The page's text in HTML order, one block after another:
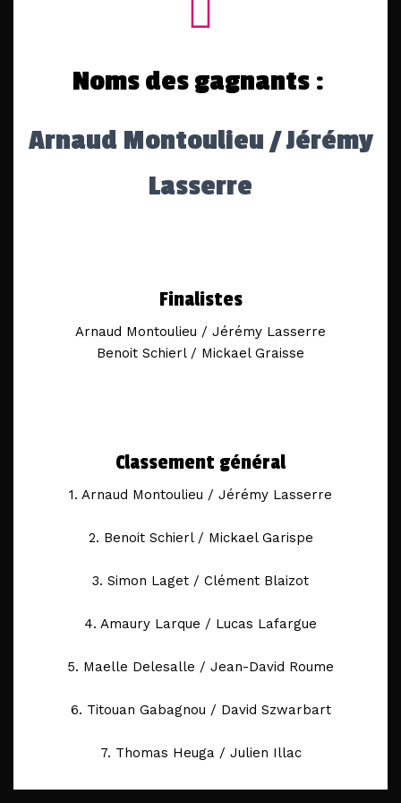
Noms des gagnants :
Arnaud Montoulieu / Jérémy
Lasserre
Finalistes
Arnaud Montoulieu / Jérémy Lasserre
Benoit Schierl / Mickael Graisse
Classement général
1. Arnaud Montoulieu / Jérémy Lasserre
2. Benoit Schierl / Mickael Garispe
3. Simon Laget / Clément Blaizot
4. Amaury Larque / Lucas Lafargue
5. Maelle Delesalle / Jean-David Roume
6. Titouan Gabagnou / David Szwarbart
7. Thomas Heuga / Julien Illac